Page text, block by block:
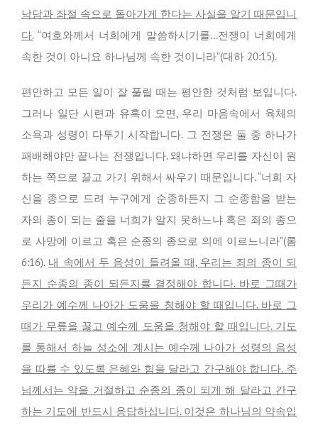
낙담과 좌절 속으로 돌아가게 한다는 사실을 알기 때문입니
다.“여호와께서 너희에게 말씀하시기를…전쟁이 너희에게
속한 것이 아니요 하나님께 속한 것이니라”(대하 20:15).
편안하고 모든 일이 잘 풀릴 때는 평안한 것처럼 보입니다.
그러나 일단 시련과 유혹이 오면, 우리 마음속에서 육체의
소욕과 성령이 다투기 시작합니다. 그 전쟁은 둘 중 하나가
패배해야만 끝나는 전쟁입니다. 왜냐하면 우리를 자신이 원
하는 쪽으로 끌고 가기 위해서 싸우기 때문입니다. “너희 자
신을 종으로 드려 누구에게 순종하든지 그 순종함을 받는
자의 종이 되는 줄을 너희가 알지 못하느냐 혹은 죄의 종으
로 사망에 이르고 혹은 순종의 종으로 의에 이르느니라”(롬
6:16). 내 속에서 두 음성이 들려올 때, 우리는 죄의 종이 되
든지 순종의 종이 되든지를 결정해야 합니다. 바로 그때가
우리가 예수께 나아가 도움을 청해야 할 때입니다. 바로 그
때가 무릎을 꿇고 예수께 도움을 청해야 할 때입니다. 기도
를 통해서 하늘 성소에 계시는 예수께 나아가 성령의 음성
을 따를 수 있도록 은혜와 힘을 달라고 간구해야 합니다. 주
님께서는 악을 거절하고 순종의 종이 되게 해 달라고 간구
하는 기도에 반드시 응답하십니다. 이것은 하나님의 약속입